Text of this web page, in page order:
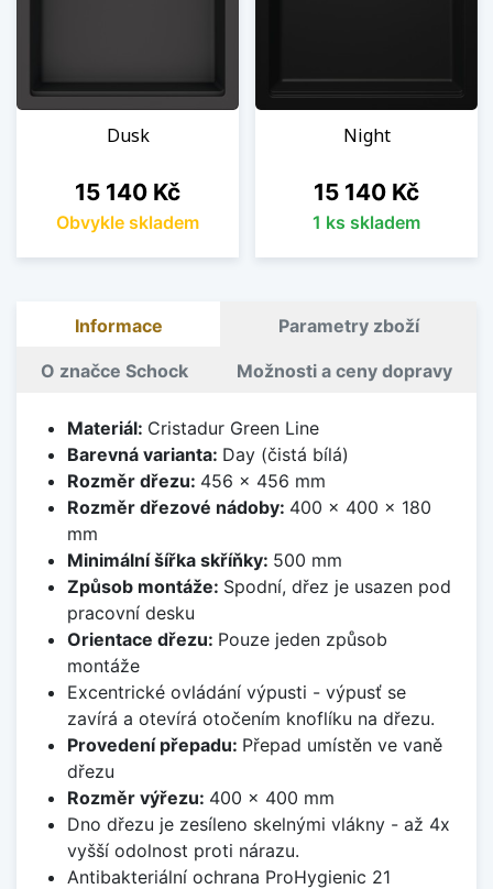
Dusk
Cena
15 140 Kč
Obvykle skladem
Night
Cena
15 140 Kč
1 ks skladem
Informace Parametry zboží
O značce Schock Možnosti a ceny dopravy
Materiál: Cristadur Green Line
Barevná varianta: Day (čistá bílá)
Rozměr dřezu: 456 x 456 mm
Rozměr dřezové nádoby: 400 x 400 x 180
mm
Minimální šířka skříňky: 500 mm
Způsob montáže: Spodní, dřez je usazen pod
pracovní desku
Orientace dřezu: Pouze jeden způsob
montáže
Excentrické ovládání výpusti - výpusť se
zavírá a otevírá otočením knoflíku na dřezu.
Provedení přepadu: Přepad umístěn ve vaně
dřezu
Rozměr výřezu: 400 x 400 mm
Dno dřezu je zesíleno skelnými vlákny - až 4x
vyšší odolnost proti nárazu.
Antibakteriální ochrana ProHygienic 21